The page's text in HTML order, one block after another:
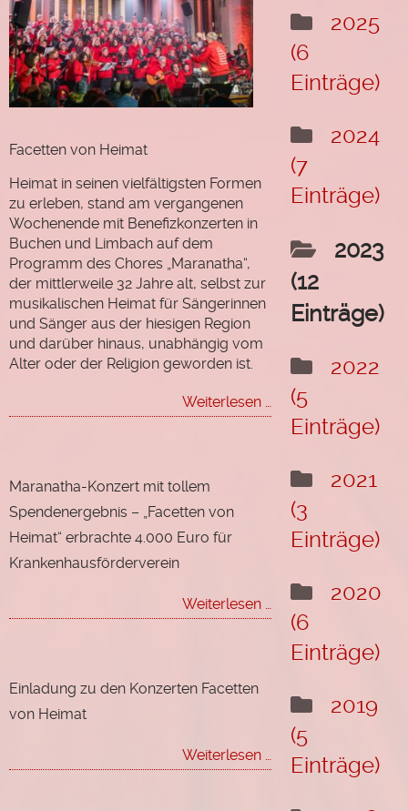
"Das
Leben
wählen"
Hörprobe
Chormitglieder
Als Chormitglied
registrieren
Login Mitgliederbereich
Passwort vergessen
Facetten von Heimat
Heimat in seinen vielfältigsten Formen
zu erleben, stand am vergangenen
Wochenende mit Benefizkonzerten in
Buchen und Limbach auf dem
Programm des Chores „Maranatha“,
der mittlerweile 32 Jahre alt, selbst zur
musikalischen Heimat für Sängerinnen
und Sänger aus der hiesigen Region
und darüber hinaus, unabhängig vom
Alter oder der Religion geworden ist.
Weiterlesen … Facetten
von
Maranatha-Konzert mit tollem
Spendenergebnis – „Facetten von
Heimat“ erbrachte 4.000 Euro für
Krankenhausförderverein
Weiterlesen … Maranatha-
Konzert
tollem
„Facetten
von
Heimat“
Einladung zu den Konzerten Facetten
von Heimat
Weiterlesen … Einladung
zu
2025
(6
Einträge)
2024
(7
Einträge)
2023
(12
Einträge)
2022
(5
Einträge)
2021
(3
Einträge)
2020
(6
Einträge)
2019
(5
Einträge)